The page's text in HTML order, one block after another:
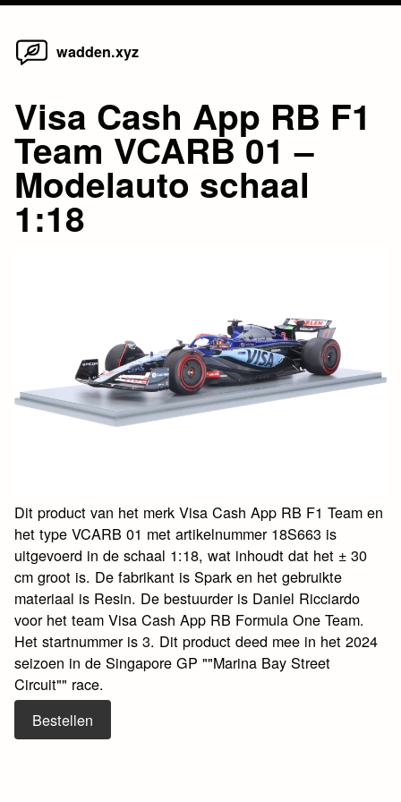
Skip
wadden.xyz
Visa Cash App RB F1
Team VCARB 01 –
Modelauto schaal
1:18
Dit product van het merk Visa Cash App RB F1 Team en
het type VCARB 01 met artikelnummer 18S663 is
uitgevoerd in de schaal 1:18, wat inhoudt dat het ± 30
cm groot is. De fabrikant is Spark en het gebruikte
materiaal is Resin. De bestuurder is Daniel Ricciardo
voor het team Visa Cash App RB Formula One Team.
Het startnummer is 3. Dit product deed mee in het 2024
seizoen in de Singapore GP ""Marina Bay Street
Circuit"" race.
Bestellen